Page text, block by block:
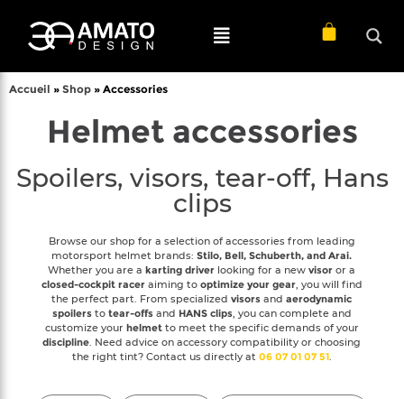
Accueil » Shop » Accessories
Helmet accessories
Spoilers, visors, tear-off, Hans
clips
Browse our shop for a selection of accessories from leading
motorsport helmet brands:Stilo, Bell, Schuberth, and Arai.
Whether you are akarting driver looking for a newvisor or a
closed-cockpit raceraiming to optimize your gear, you will find
the perfect part. From specializedvisors andaerodynamic
spoilersto tear-offsand HANS clips, you can complete and
customize your helmetto meet the specific demands of your
discipline. Need advice on accessory compatibility or choosing
the right tint? Contact us directly at 06 07 01 07 51.